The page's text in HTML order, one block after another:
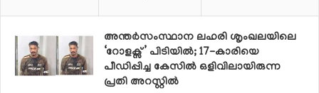
അന്തർസംസ്ഥാന ലഹരി ശൃംഖലയിലെ
‘റോളക്സ്’ പിടിയിൽ; 17-കാരിയെ
പീഡിപ്പിച്ച കേസിൽ ഒളിവിലായിരുന്ന
പ്രതി അറസ്റ്റിൽ